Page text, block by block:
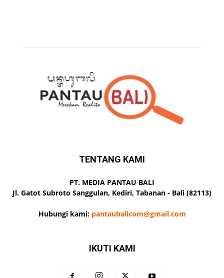
TENTANG KAMI
PT. MEDIA PANTAU BALI
Jl. Gatot Subroto Sanggulan, Kediri, Tabanan - Bali (82113)
Hubungi kami: pantaubalicom@gmail.com
IKUTI KAMI